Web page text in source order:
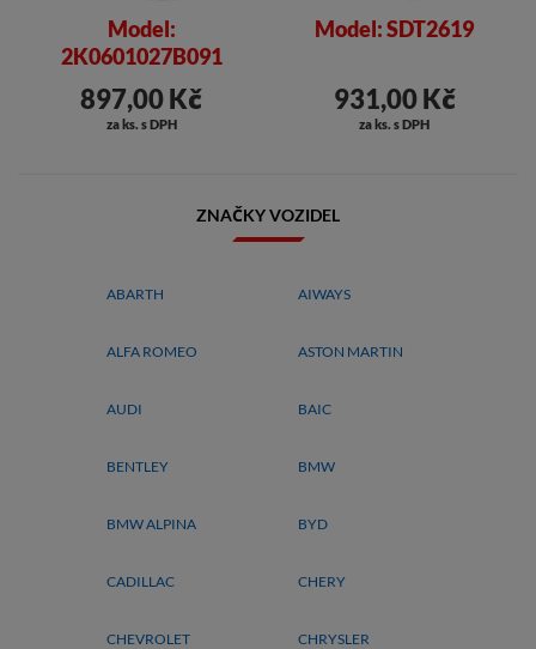
Model:
2K0601027B091
897,00 Kč
za ks. s DPH
Model: SDT2619
931,00 Kč
za ks. s DPH
ZNAČKY VOZIDEL
ABARTH AIWAYS
ALFA ROMEO ASTON MARTIN
AUDI BAIC
BENTLEY BMW
BMW ALPINA BYD
CADILLAC CHERY
CHEVROLET CHRYSLER